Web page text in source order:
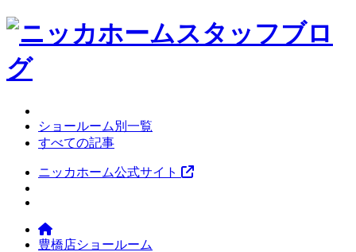
ショールーム別一覧
すべての記事
ニッカホーム公式サイト
豊橋店ショールーム